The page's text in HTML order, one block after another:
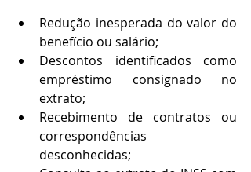
Redução inesperada do valor do
benefício ou salário;
Descontos identificados como
empréstimo consignado no
extrato;
Recebimento de contratos ou
correspondências
desconhecidas;